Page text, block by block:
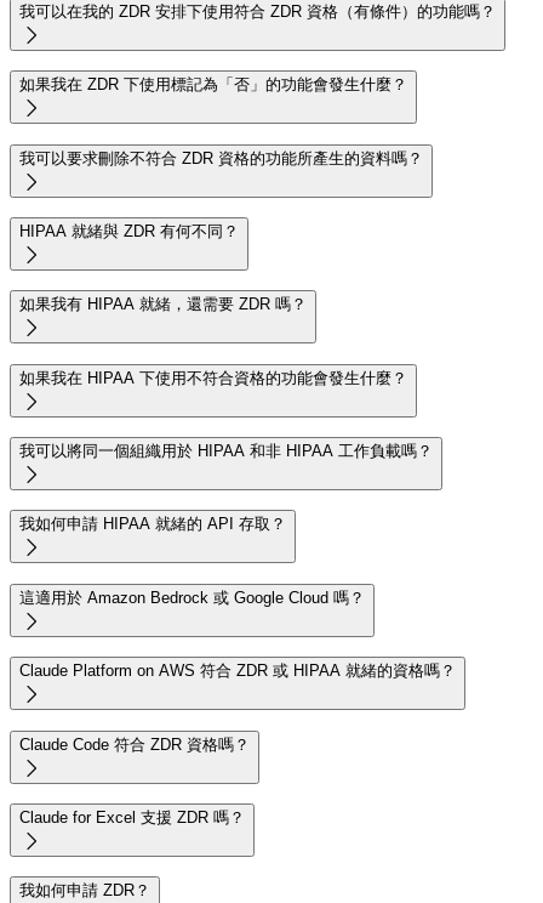
我可以在我的 ZDR 安排下使用符合 ZDR 資格（有條件）的功能嗎？

如果我在 ZDR 下使用標記為「否」的功能會發生什麼？

我可以要求刪除不符合 ZDR 資格的功能所產生的資料嗎？

HIPAA 就緒與 ZDR 有何不同？

如果我有 HIPAA 就緒，還需要 ZDR 嗎？

如果我在 HIPAA 下使用不符合資格的功能會發生什麼？

我可以將同一個組織用於 HIPAA 和非 HIPAA 工作負載嗎？

我如何申請 HIPAA 就緒的 API 存取？

這適用於 Amazon Bedrock 或 Google Cloud 嗎？

Claude Platform on AWS 符合 ZDR 或 HIPAA 就緒的資格嗎？

Claude Code 符合 ZDR 資格嗎？

Claude for Excel 支援 ZDR 嗎？

我如何申請 ZDR？